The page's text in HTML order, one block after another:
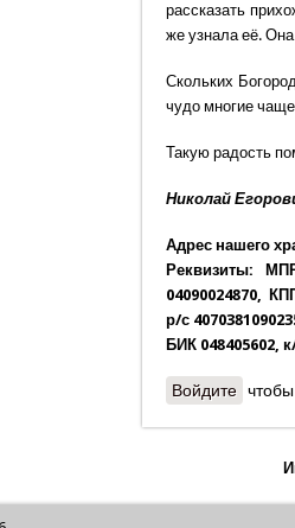
рассказать
же узнала её.
Скольких
чудо многие
Такую радость
Николай
Адрес нашего
Реквизиты:
04090024870,
р/с
БИК 048405602,
Войдите